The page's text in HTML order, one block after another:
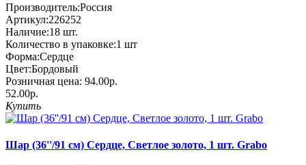
Производитель:Россия
Артикул:226252
Наличие:18 шт.
Количество в упаковке:1 шт
Форма:Сердце
Цвет:Бордовый
Розничная цена: 94.00р.
52.00р.
Купить
Шар (36''/91 см) Сердце, Светлое золото, 1 шт. Grabo